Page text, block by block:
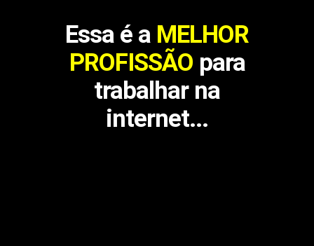
Essa é a MELHOR
PROFISSÃO para
trabalhar na
internet...